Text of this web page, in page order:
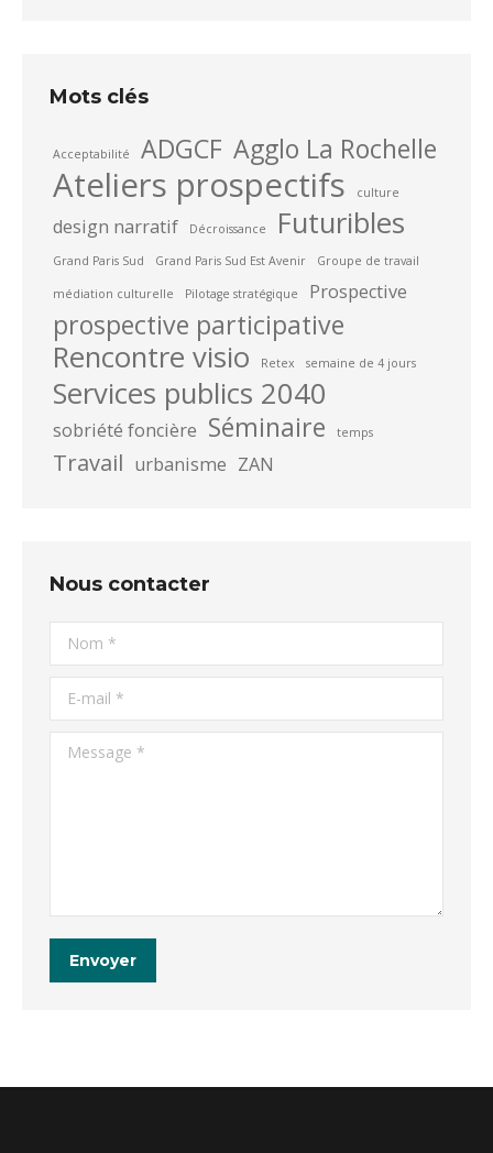
Mots clés
Acceptabilité ADGCF Agglo La Rochelle
Ateliers prospectifs culture
design narratif Décroissance Futuribles
Grand Paris Sud Grand Paris Sud Est Avenir Groupe de travail
médiation culturelle Pilotage stratégique Prospective
prospective participative
Rencontre visio Retex semaine de 4 jours
Services publics 2040
sobriété foncière Séminaire temps
Travail urbanisme ZAN
Nous contacter
Nom *
E-mail *
Message *
Envoyer